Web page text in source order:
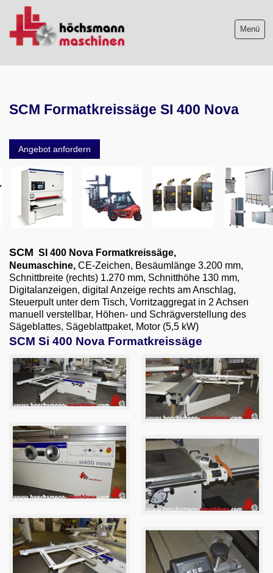
Menü
Maschinenankauf
Shop
Videos
Service
Wir über uns
06103-9744-0
Email
English
SCM Formatkreissäge SI 400 Nova
Angebot anfordern
SCM SI 400 Nova Formatkreissäge,
Neumaschine, CE-Zeichen, Besäumlänge 3.200 mm,
Schnittbreite (rechts) 1.270 mm, Schnitthöhe 130 mm,
Digitalanzeigen, digital Anzeige rechts am Anschlag,
Steuerpult unter dem Tisch, Vorritzaggregat in 2 Achsen
manuell verstellbar, Höhen- und Schrägverstellung des
Sägeblattes, Sägeblattpaket, Motor (5,5 kW)
SCM Si 400 Nova Formatkreissäge